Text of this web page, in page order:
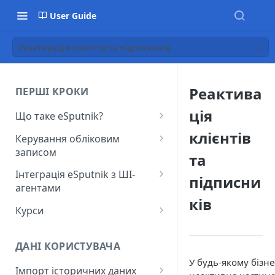
User Guide
Реактивація клієнтів та підписників
ПЕРШІ КРОКИ
Що таке eSputnik?
Початок роботи з eSputnik
Огляд основних розділів
eSputnik
Розумні кампанії з eSputnik:
практичний гід по ШІ
старт
Поширені питання:
Керування обліковим
записом
Створення акаунту
Підключення МФА
Керування користувачами
Інтеграція eSputnik з ШІ-
агентами
Налаштування плагіна Yespo
для Claude Code та Claude
Налаштування плагіна Yespo
для OpenAI Codex
Курси
ДАНІ КОРИСТУВАЧА
Імпорт історичних даних
Реактива
ція
клієнтів
та
підписни
ків
У будь-якому